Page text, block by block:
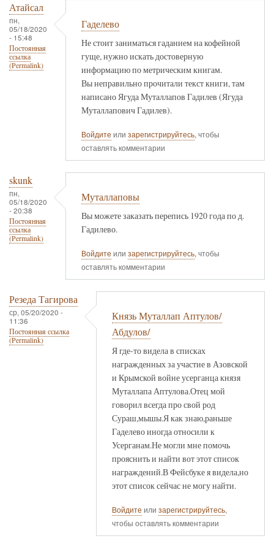
Атайсал
пн,
05/18/2020
- 15:48
Постоянная
ссылка
(Permalink)
Гаделево
Не стоит заниматься гаданием на кофейной
гуще, нужно искать достоверную
информацию по метрическим книгам.
Вы неправильно прочитали текст книги, там
написано Ягуда Муталлапов Гадилев (Ягуда
Муталлапович Гадилев).
Войдите или зарегистрируйтесь, чтобы
оставлять комментарии
skunk
пн,
05/18/2020
- 20:38
Постоянная
ссылка
(Permalink)
Муталлаповы
Вы можете заказать перепись 1920 года по д.
Гадилево.
Войдите или зарегистрируйтесь, чтобы
оставлять комментарии
Резеда Тагирова
ср, 05/20/2020 -
11:36
Постоянная ссылка
(Permalink)
Князь Муталлап Аптулов/
Абдулов/
Я где-то видела в списках
награжденных за участие в Азовской
и Крымской войне усерганца князя
Муталлапа Аптулова.Отец мой
говорил всегда про свой род
Сураш,мышы.Я как знаю,раньше
Гаделево иногда относили к
Усерганам.Не могли мне помочь
прояснить и найти вот этот список
награждений.В Фейсбуке я видела,но
этот список сейчас не могу найти.
Войдите или зарегистрируйтесь,
чтобы оставлять комментарии